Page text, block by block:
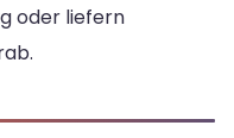
oder liefern